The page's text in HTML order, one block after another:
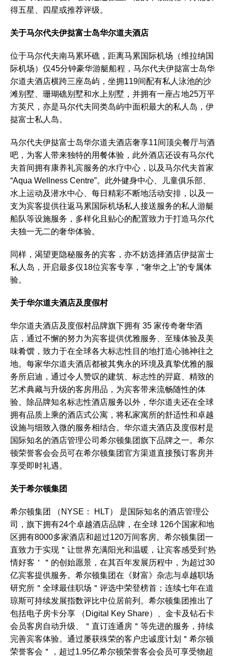
得五星、四星或推荐评级。
关于马尔代夫伊挞富士岛华尔道夫酒店
位于马尔代夫南马累环礁，距离马累国际机场（维拉纳国
际机场）仅45分钟豪华游艇船程，马尔代夫伊挞富士岛华
尔道夫酒店横跨三座岛屿，坐拥119间配有私人泳池的沙
滩别墅、珊瑚礁别墅和水上别墅，并拥有一座占地25万平
方英尺，亦是马尔代夫同类岛屿中面积最大的私人岛，伊
挞富士私人岛。
马尔代夫伊挞富士岛华尔道夫酒店奢享11间顶尖餐厅与酒
吧，为客人带来独特的用餐体验，此外酒店还设有马尔代
夫首间拥有康养礼宾服务的水疗中心，以及马尔代夫首家
“Aqua Wellness Centre”。此外健身中心、儿童俱乐部、
水上运动及潜水中心、每日精彩不断地活动安排，以及一
支为宾客提供往返马累国际机场私人接送服务的私人游艇
船队等设施服务，多样化且贴心的配置致力于打造马尔代
夫独一无二的奢华体验。
同样，渴望更隐秘服务的宾客，亦不妨选择酒店伊挞富士
私人岛，开启最多仅18位宾客专享，“奢华之上”的专属体
验。
关于华尔道夫酒店及度假村
华尔道夫酒店及度假村品牌旗下拥有 35 家传奇奢华酒
店，通过不懈的努力为宾客提供优雅服务、至臻体验及美
味肴馔，致力于在全球各大标志性目的地打造心驰神往之
地。每家华尔道夫酒店都被其隽永的环境及真挚优雅的服
务所启迪，通过令人赞叹的建筑、标志性的羿庭、精致的
艺术典藏与升级的客房用品，为宾客带来流畅随性的体
验。除品牌知名标志性酒店服务以外，华尔道夫还在全球
拥有品质上乘的酒店式公寓，将私家寓所的舒适性和卓越
设施与细致入微的服务相结合。华尔道夫酒店及度假村是
国际知名的酒店管理公司希尔顿集团旗下品牌之一。希尔
顿荣誉客会会员可在希尔顿集团官方渠道直接预订客房并
享受即时礼遇。
关于希尔顿集团
希尔顿集团 （NYSE： HLT） 是国际知名的酒店管理公
司，旗下拥有24个卓越酒店品牌，在全球 126个国家和地
区拥有8000多家酒店和超过120万间客房。希尔顿集团一
直致力于实现＂让世界充满阳光和温暖，让宾客感受到 ‘热
情好客＇＂的创始愿景，在其百年发展历程中，为超过30
亿宾客提供服务。希尔顿集团在《财富》杂志与卓越职场
研究所＂全球最佳职场＂评选中荣登榜首；连续七年在道
琼斯可持续发展指数评比中位居前列。希尔顿集团推出了
包括电子房卡分享 （Digital Key Share）、金卡及钻石卡
会员客房自动升级、＂直订连通房＂等先进的服务，持续
完善宾客体验。通过屡获殊荣的客户忠诚度计划＂希尔顿
荣誉客会＂，超过1.95亿希尔顿荣誉客会会员可享受物超